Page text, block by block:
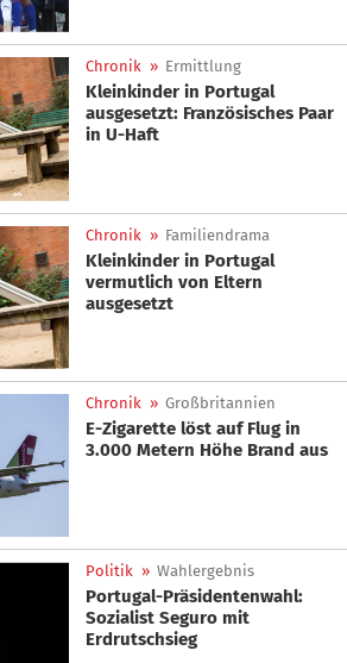
Chronik » Ermittlung
Kleinkinder in Portugal
ausgesetzt: Französisches Paar
in U-Haft
Chronik » Familiendrama
Kleinkinder in Portugal
vermutlich von Eltern
ausgesetzt
Chronik » Großbritannien
E-Zigarette löst auf Flug in
3.000 Metern Höhe Brand aus
Politik » Wahlergebnis
Portugal-Präsidentenwahl:
Sozialist Seguro mit
Erdrutschsieg